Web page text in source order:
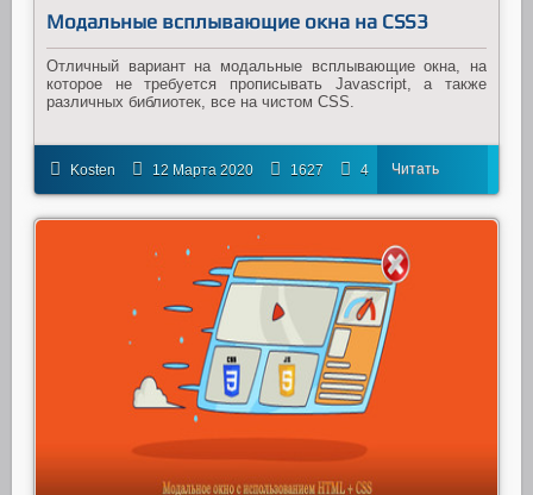
Модальные всплывающие окна на CSS3
Отличный вариант на модальные всплывающие окна, на
которое не требуется прописывать Javascript, а также
различных библиотек, все на чистом CSS.
Kosten 12 Марта 2020 1627 4 Читать
далее